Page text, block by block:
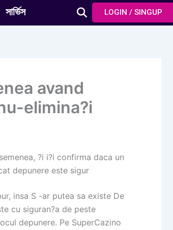
সার্ভিস LOGIN / SINGUP
avand
elimina?i
?i i?i confirma daca un
depunere este sigur
insa S -ar putea sa existe De
cu siguran?a de peste
depunere. Pe SuperCazino